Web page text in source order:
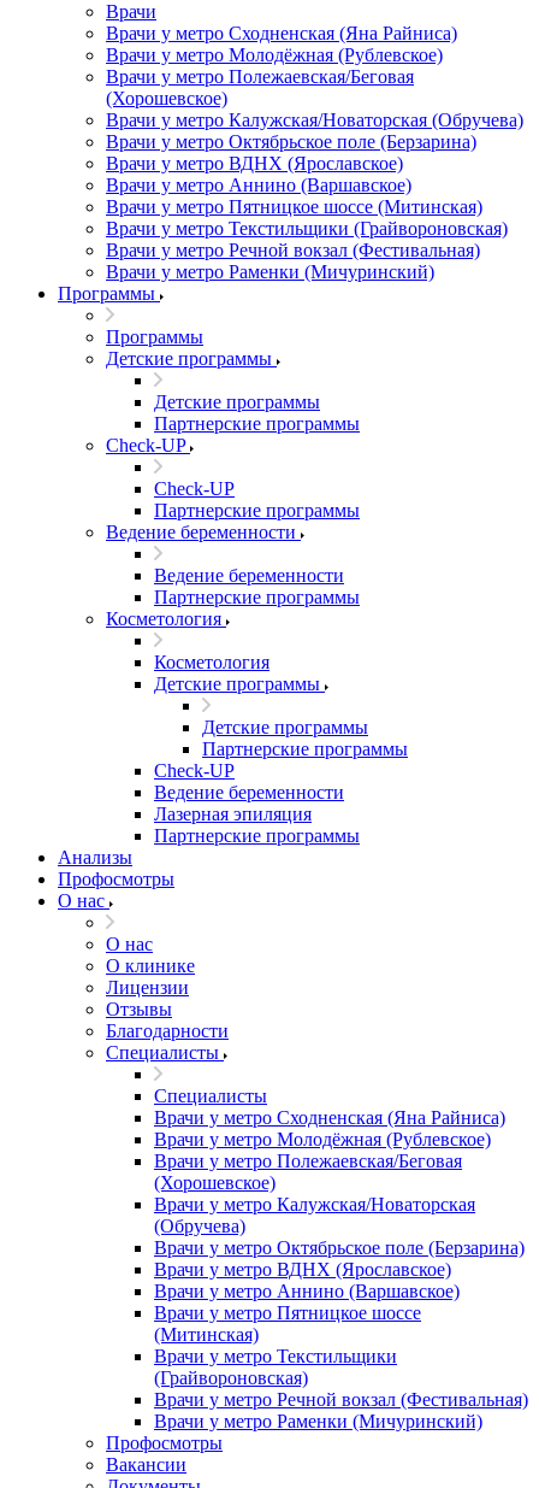
Врачи
Врачи у метро Сходненская (Яна Райниса)
Врачи у метро Молодёжная (Рублевское)
Врачи у метро Полежаевская/Беговая
(Хорошевское)
Врачи у метро Калужская/Новаторская (Обручева)
Врачи у метро Октябрьское поле (Берзарина)
Врачи у метро ВДНХ (Ярославское)
Врачи у метро Аннино (Варшавское)
Врачи у метро Пятницкое шоссе (Митинская)
Врачи у метро Текстильщики (Грайвороновская)
Врачи у метро Речной вокзал (Фестивальная)
Врачи у метро Раменки (Мичуринский)
Программы
Программы
Детские программы
Детские программы
Партнерские программы
Check-UP
Check-UP
Партнерские программы
Ведение беременности
Ведение беременности
Партнерские программы
Косметология
Косметология
Детские программы
Детские программы
Партнерские программы
Check-UP
Ведение беременности
Лазерная эпиляция
Партнерские программы
Анализы
Профосмотры
О нас
О нас
О клинике
Лицензии
Отзывы
Благодарности
Специалисты
Специалисты
Врачи у метро Сходненская (Яна Райниса)
Врачи у метро Молодёжная (Рублевское)
Врачи у метро Полежаевская/Беговая
(Хорошевское)
Врачи у метро Калужская/Новаторская
(Обручева)
Врачи у метро Октябрьское поле (Берзарина)
Врачи у метро ВДНХ (Ярославское)
Врачи у метро Аннино (Варшавское)
Врачи у метро Пятницкое шоссе
(Митинская)
Врачи у метро Текстильщики
(Грайвороновская)
Врачи у метро Речной вокзал (Фестивальная)
Врачи у метро Раменки (Мичуринский)
Профосмотры
Вакансии